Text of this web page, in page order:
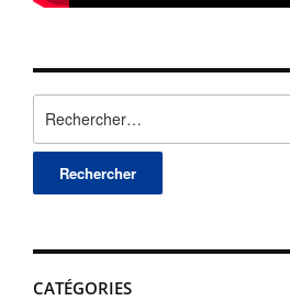
CATÉGORIES